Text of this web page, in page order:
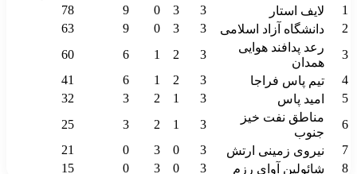
1
لایف استار 3
3
0
9
78
2
دانشگاه آزاد اسلامی 3
3
0
9
63
3
رعد پدافند هوایی
همدان
3
2
1
6
60
4
تیم پاس فراجا 3
2
1
6
41
5
امید پاس 3
1
2
3
32
6
مناطق نفت خیز
جنوب
3
1
2
3
25
7
نیروی زمینی ارتش 3
0
3
0
21
8
شائولین آوای رزم 3
0
3
0
15